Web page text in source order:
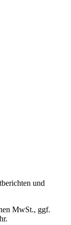
und
MwSt., ggf.